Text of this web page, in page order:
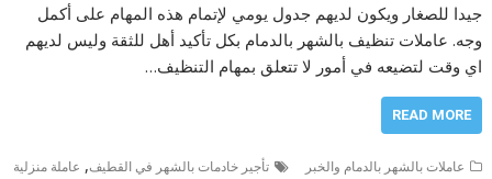
جيدا للصغار ويكون لديهم جدول يومي لإتمام هذه المهام على أكمل
وجه. عاملات تنظيف بالشهر بالدمام بكل تأكيد أهل للثقة وليس لديهم
اي وقت لتضيعه في أمور لا تتعلق بمهام التنظيف…
READ MORE
عاملات بالشهر بالدمام والخبر تأجير خادمات بالشهر في القطيف, عاملة منزلية